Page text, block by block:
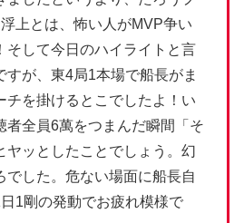
上とは、怖い人がMVP争い
そして今日のハイライトと言
すが、東4局1本場で船長がま
チを掛けるとこでしたよ！い
者全員6萬をつまんだ瞬間「そ
ヤッとしたことでしょう。幻
でした。危ない場面に船長自
1剛の発動でお疲れ模様で